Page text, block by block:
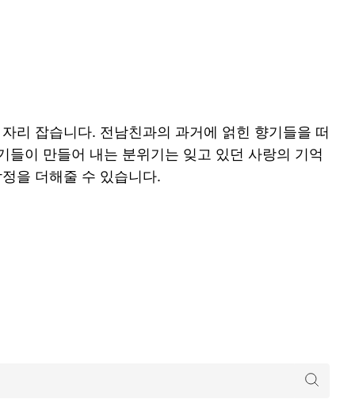
리 잡습니다. 전남친과의 과거에 얽힌 향기들을 떠
이 만들어 내는 분위기는 잊고 있던 사랑의 기억
을 더해줄 수 있습니다.